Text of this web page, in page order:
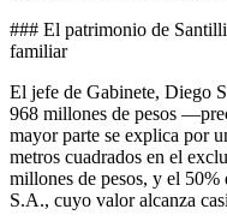
### El patrimonio de
familiar
El jefe de Gabinete, Diego
968 millones de pesos
mayor parte se explica por
metros cuadrados en el
millones de pesos, y el 50%
S.A., cuyo valor alcanza